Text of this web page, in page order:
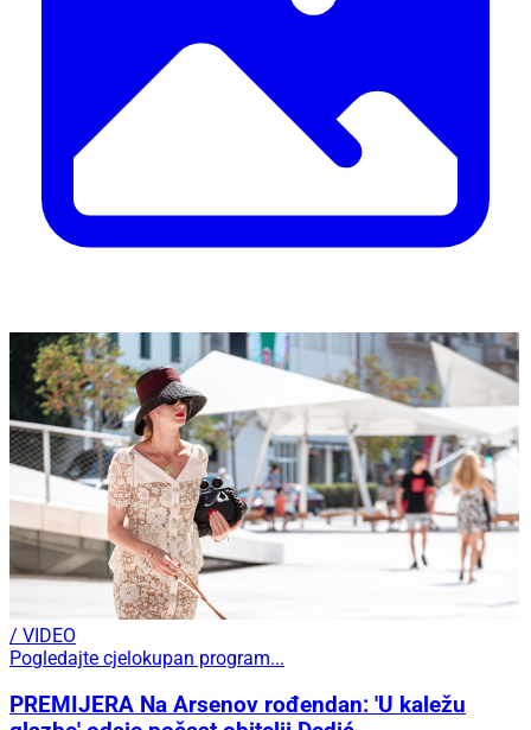
/ VIDEO
Pogledajte cjelokupan program...
PREMIJERA Na Arsenov rođendan: 'U kaležu